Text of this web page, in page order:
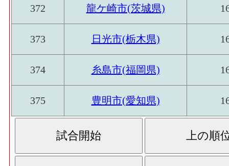
372 龍ケ崎市(茨城県)
373 日光市(栃木県)
374 糸島市(福岡県)
375 豊明市(愛知県)